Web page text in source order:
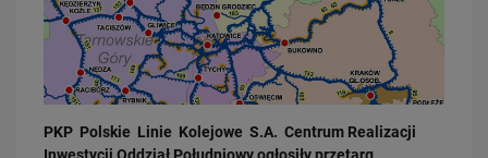
PKP Polskie Linie Kolejowe S.A. Centrum Realizacji